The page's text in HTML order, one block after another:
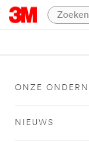
ONZE
NIEUWS